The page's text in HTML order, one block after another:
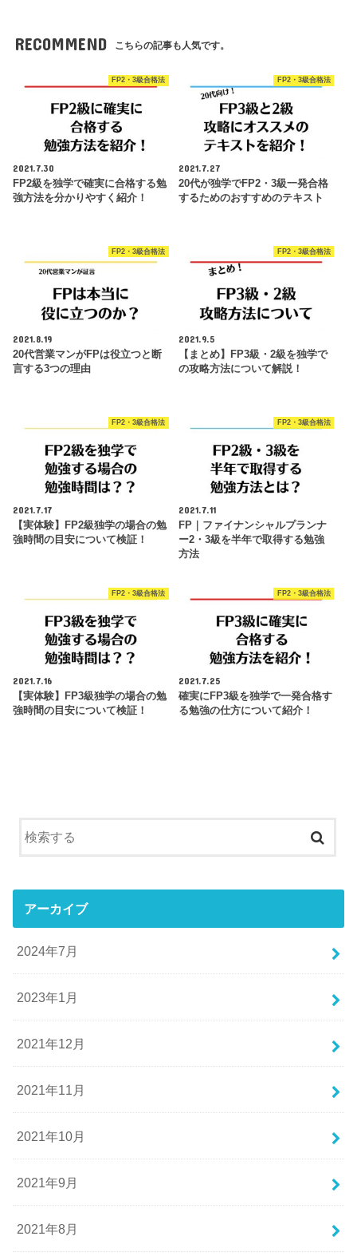
RECOMMEND こちらの記事も人気です。
FP2・3級合格法
2021.7.30
FP2級を独学で確実に合格する勉
強方法を分かりやすく紹介！
FP2・3級合格法
2021.7.27
20代が独学でFP2・3級一発合格
するためのおすすめのテキスト
FP2・3級合格法
2021.8.19
20代営業マンがFPは役立つと断
言する3つの理由
FP2・3級合格法
2021.9.5
【まとめ】FP3級・2級を独学で
の攻略方法について解説！
FP2・3級合格法
2021.7.17
【実体験】FP2級独学の場合の勉
強時間の目安について検証！
FP2・3級合格法
2021.7.11
FP｜ファイナンシャルプランナ
ー2・3級を半年で取得する勉強
方法
FP2・3級合格法
2021.7.16
【実体験】FP3級独学の場合の勉
強時間の目安について検証！
FP2・3級合格法
2021.7.25
確実にFP3級を独学で一発合格す
る勉強の仕方について紹介！
アーカイブ
2024年7月
2023年1月
2021年12月
2021年11月
2021年10月
2021年9月
2021年8月